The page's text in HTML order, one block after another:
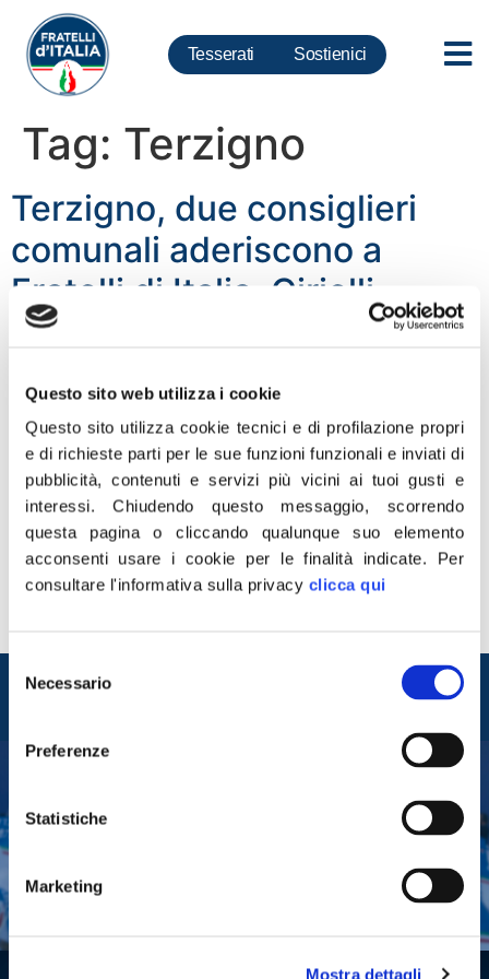
Questo sito web utilizza i cookie
Questo sito utilizza cookie tecnici e di profilazione propri
e di richieste parti per le sue funzioni funzionali e inviati di
pubblicità, contenuti e servizi più vicini ai tuoi gusti e
interessi.Chiudendo questo messaggio, scorrendo
questa pagina o cliccando qualunque suo elemento
acconsenti usare i cookie per le finalità indicate. Per
consultare l'informativa sulla privacy clicca qui
delNecessario
Preferenze
Statistiche
Marketing
Mostra dettagli
Tesserati Sostienici
Tag: Terzigno
Terzigno, due consiglieri
comunali aderiscono a
Fratelli di Italia. Cirielli,
Savoia e Rescigno: Cresce
nell’area nolana-vesuviana
Cresce la pattuglia di Fratelli di Italia in provincia di
Napoli. Questa mattina, in una conferenza stampa,
hanno ufficializzato l’adesione al partito di Giorgia
Meloni i consiglieri comunali di Terzigno, Giuseppe De
Simone, presidente del Consiglio comunale, e Antonio
Mosca. “Si rafforza la famiglia dei patrioti a Napoli e
Entra nel mondo di